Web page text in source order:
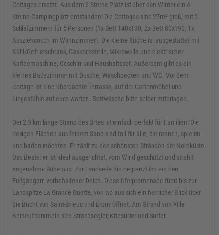
Cottages ersetzt. Aus dem 3-Sterne-Platz ist über den Winter ein 4-
Sterne-Campingplatz entstanden! Die Cottages sind 27m² groß, mit 2
Schlafzimmern für 5 Personen (1x Bett 140x190, 2x Bett 80x190, 1x
Ausziehcouch im Wohnzimmer). Die kleine Küche ist ausgestattet mit
Kühl/Gefrierschrank, Gaskochstelle, Mikrowelle und elektrischer
Kaffeemaschine, Geschirr und Haushaltsset. Außerdem gibt es ein
kleines Badezimmer mit Dusche, Waschbecken und WC. Vor dem
Cottage ist eine überdachte Terrasse, auf der Gartenmöbel und
Liegestühle auf euch warten. Bettwäsche bitte selber mitbringen.
Der 2,5 km lange Strand des Ortes ist einfach perfekt für Familien! Die
riesigen Flächen aus feinem Sand sind toll für alle, die rennen, spielen
und baden möchten. Er zählt zu den schönsten Stränden der Nordküste.
Das Beste: er ist ideal ausgerichtet, vom Wind geschützt und strahlt
angenehme Ruhe aus. Zur Landseite hin begrenzt ihn ein den
Fußgängern vorbehaltener Deich. Diese Uferpromenade führt bis zur
Landspitze La Grande Guette, von wo aus sich ein herrlicher Blick über
die Bucht von Saint-Brieuc und Erquy öffnet. Am Strand von Ville
Berneuf tummeln sich Strandsegler, Kitesurfer und Surfer.